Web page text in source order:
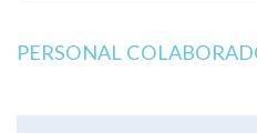
PERSONAL